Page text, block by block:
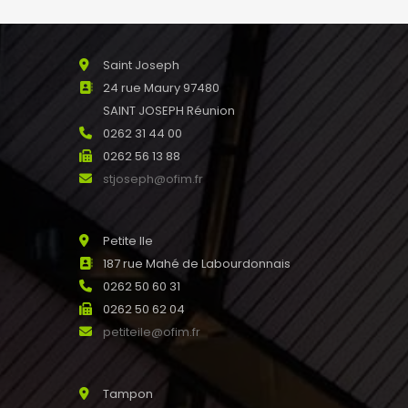
Saint Joseph
24 rue Maury 97480
SAINT JOSEPH Réunion
0262 31 44 00
0262 56 13 88
stjoseph@ofim.fr
Petite Ile
187 rue Mahé de Labourdonnais
0262 50 60 31
0262 50 62 04
petiteile@ofim.fr
Tampon